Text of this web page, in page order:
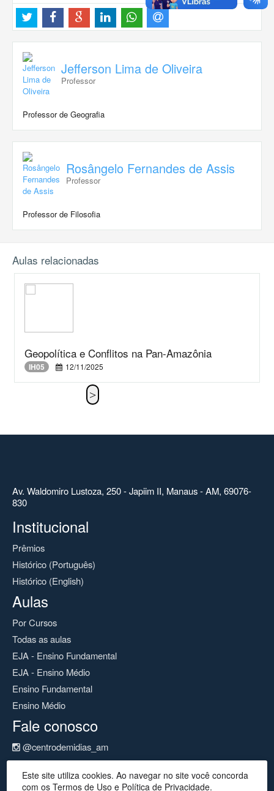
Jefferson Lima de Oliveira
Professor
Professor de Geografia
Rosângelo Fernandes de Assis
Professor
Professor de Filosofia
Aulas relacionadas
Geopolítica e Conflitos na Pan-Amazônia
IH05 12/11/2025
Av. Waldomiro Lustoza, 250 - Japiim II, Manaus - AM, 69076-
830
Institucional
Prêmios
Histórico (Português)
Histórico (English)
Aulas
Por Cursos
Todas as aulas
EJA - Ensino Fundamental
EJA - Ensino Médio
Ensino Fundamental
Ensino Médio
Fale conosco
@centrodemidias_am
@centrodemidias
cemeam@seduc.net
Este site utiliza cookies. Ao navegar no site você concorda
com os Termos de Uso e Política de Privacidade.